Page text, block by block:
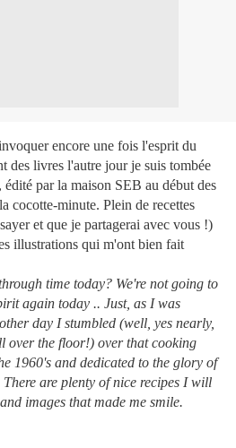
encore une fois l'esprit du
des livres l'autre jour je suis tombée
par la maison SEB au début des
cocotte-minute. Plein de recettes
et que je partagerai avec vous !)
illustrations qui m'ont bien fait
time today? We're not going to
again today .. Just, as I was
day I stumbled (well, yes nearly,
over the floor!) over that cooking
1960's and dedicated to the glory of
There are plenty of nice recipes I will
images that made me smile.